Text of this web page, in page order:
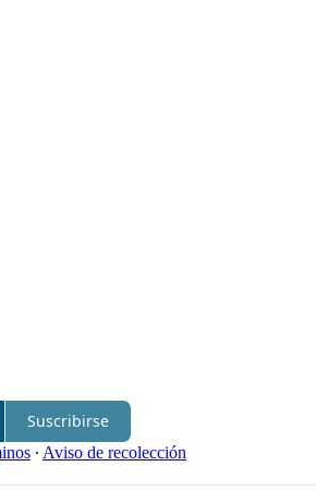
Suscribirse
∙ Aviso de recolección